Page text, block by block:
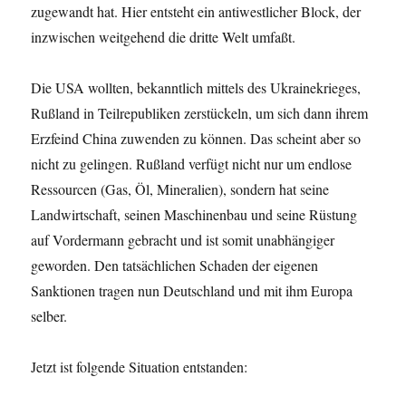
zugewandt hat. Hier entsteht ein antiwestlicher Block, der
inzwischen weitgehend die dritte Welt umfaßt.
Die USA wollten, bekanntlich mittels des Ukrainekrieges,
Rußland in Teilrepubliken zerstückeln, um sich dann ihrem
Erzfeind China zuwenden zu können. Das scheint aber so
nicht zu gelingen. Rußland verfügt nicht nur um endlose
Ressourcen (Gas, Öl, Mineralien), sondern hat seine
Landwirtschaft, seinen Maschinenbau und seine Rüstung
auf Vordermann gebracht und ist somit unabhängiger
geworden. Den tatsächlichen Schaden der eigenen
Sanktionen tragen nun Deutschland und mit ihm Europa
selber.
Jetzt ist folgende Situation entstanden: